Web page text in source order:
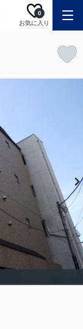
お気に入り
0